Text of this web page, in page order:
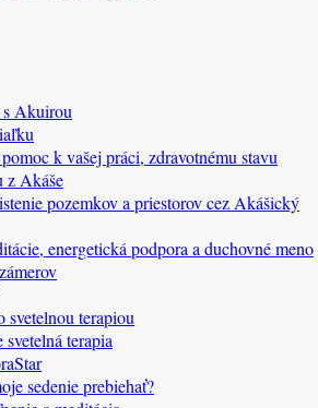
Akuirou
k vašej práci, zdravotnému stavu
z Akáše
pozemkov a priestorov cez Akášický
energetická podpora a duchovné meno
svetelnou terapiou
terapia
sedenie prebiehať?